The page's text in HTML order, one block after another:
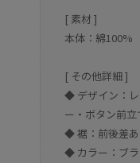
[ 素材 ]
本体：綿100%
[ その他詳細 ]
◆ デザイン：
ー・ボタン前
◆ 裾：前後差
◆ カラー：ブラ